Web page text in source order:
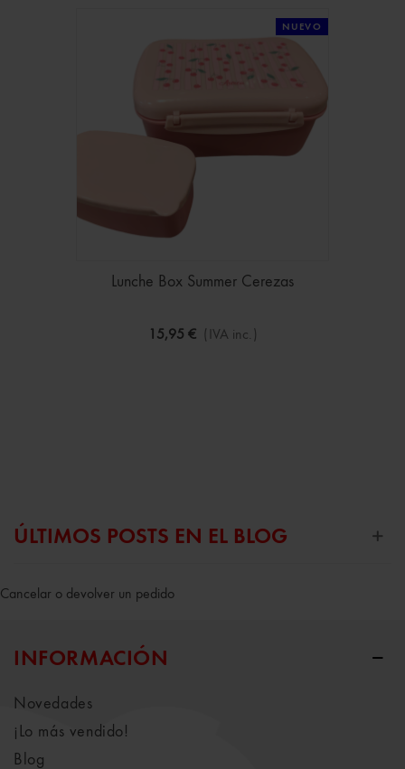
NUEVO
Lunche Box Summer Cerezas
15,95 € (IVA inc.)
ÚLTIMOS POSTS EN EL BLOG
Cancelar o devolver un pedido
INFORMACIÓN
Novedades
¡Lo más vendido!
Blog